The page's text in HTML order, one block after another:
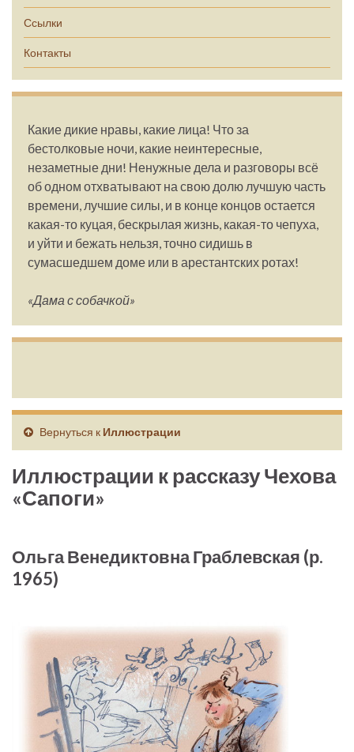
Ссылки
Контакты
Какие дикие нравы, какие лица! Что за
бестолковые ночи, какие неинтересные,
незаметные дни! Ненужные дела и разговоры всё
об одном отхватывают на свою долю лучшую часть
времени, лучшие силы, и в конце концов остается
какая-то куцая, бескрылая жизнь, какая-то чепуха,
и уйти и бежать нельзя, точно сидишь в
сумасшедшем доме или в арестантских ротах!
«Дама с собачкой»
Вернуться к Иллюстрации
Иллюстрации к рассказу Чехова
«Сапоги»
Ольга Венедиктовна Граблевская (р.
1965)